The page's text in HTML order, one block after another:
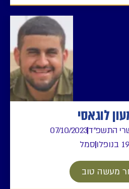
לוגאסי
התשפ"ד07/10/2023
סמל
מעשה טוב